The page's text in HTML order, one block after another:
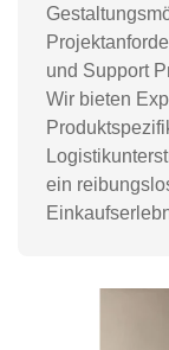
und Support
Wir bieten
ein